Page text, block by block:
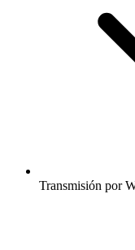
Transmisión por